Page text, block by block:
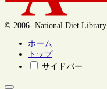
© 2006- National Diet Library
ホーム
トップ
サイドバー